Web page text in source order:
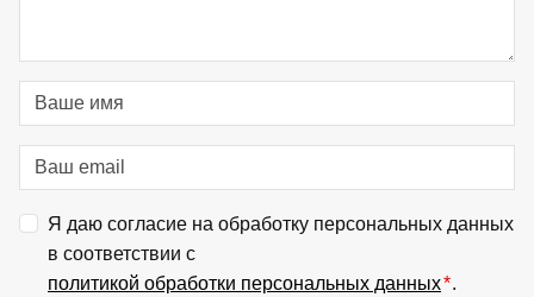
Я даю согласие на обработку персональных данных
в соответствии с
политикой обработки персональных данных*.